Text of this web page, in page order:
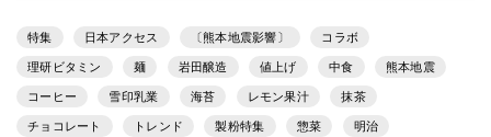
特集 日本アクセス 〔熊本地震影響〕 コラボ
理研ビタミン 麺 岩田醸造 値上げ 中食 熊本地震
コーヒー 雪印乳業 海苔 レモン果汁 抹茶
チョコレート トレンド 製粉特集 惣菜 明治